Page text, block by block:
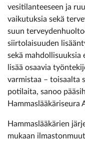
vesitilanteeseen ja
vaikutuksia sekä
suun
siirtolaisuuden
sekä mahdollisuuksia
lisää osaavia
varmistaa – toisaalta
potilaita, sanoo
Hammaslääkäriseura
Hammaslääkärien
mukaan